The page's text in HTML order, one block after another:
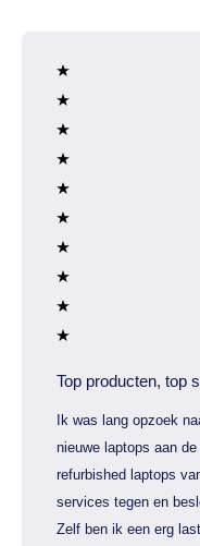
Top producten, top
Ik was lang opzoek
nieuwe laptops aan
refurbished laptops
services tegen en
Zelf ben ik een erg